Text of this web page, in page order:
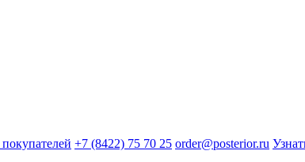
+7 (8422) 75 70 25 order@posterior.ru